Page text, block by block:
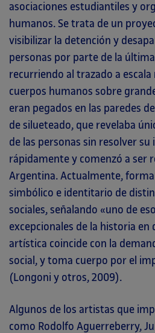
asociaciones estudiantiles y
humanos. Se trata de un
visibilizar la detención y
personas por parte de la
recurriendo al trazado a escala
cuerpos humanos sobre
eran pegados en las paredes
de silueteado, que revelaba
de las personas sin resolver
rápidamente y comenzó a ser
Argentina. Actualmente,
simbólico e identitario de
sociales, señalando «uno de
excepcionales de la historia en
artística coincide con la
social, y toma cuerpo por el
(Longoni y otros, 2009).
Algunos de los artistas que
como Rodolfo Aguerreberry,